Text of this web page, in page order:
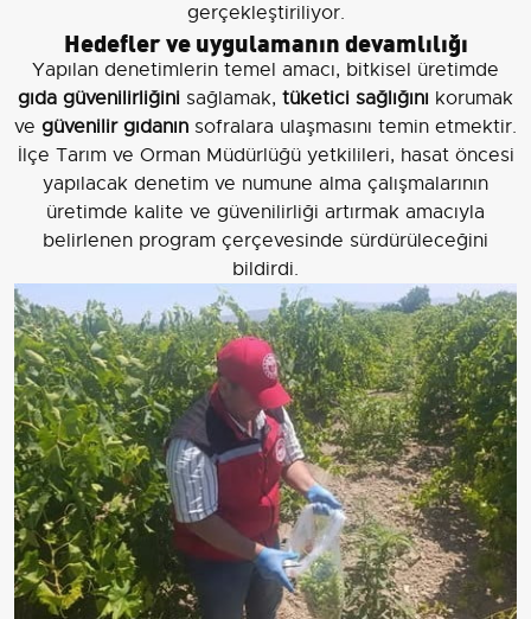
gerçekleştiriliyor.
Hedefler ve uygulamanın devamlılığı
Yapılan denetimlerin temel amacı, bitkisel üretimde
gıda güvenilirliğini sağlamak, tüketici sağlığını korumak
ve güvenilir gıdanın sofralara ulaşmasını temin etmektir.
İlçe Tarım ve Orman Müdürlüğü yetkilileri, hasat öncesi
yapılacak denetim ve numune alma çalışmalarının
üretimde kalite ve güvenilirliği artırmak amacıyla
belirlenen program çerçevesinde sürdürüleceğini
bildirdi.